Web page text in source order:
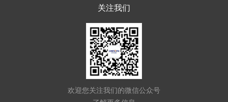
关注我们
欢迎您关注我们的微信公众号